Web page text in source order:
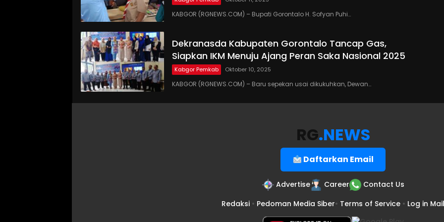
KABGOR (RGNEWS.COM) – Bupati Gorontalo H. Sofyan Puhi…
Dekranasda Kabupaten Gorontalo Tancap Gas,
Siapkan IKM Menuju Ajang Peran Saka Nasional 2025
Kabgor Pemkab Oktober 10, 2025
KABGOR (RGNEWS.COM) – Baru sepekan usai dikukuhkan, Dewan…
RG.NEWS
Daftarkan Email
Advertise Career
Contact Us
Redaksi • Pedoman Media Siber• Terms of Service • Log in Mail